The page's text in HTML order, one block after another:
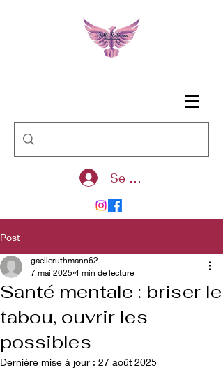
Se connecter
Post
Santé mentale : briser le
tabou, ouvrir les
possibles
gaelleruthmann62
7 mai 2025 4 min de lecture
Dernière mise à jour : 27 août 2025